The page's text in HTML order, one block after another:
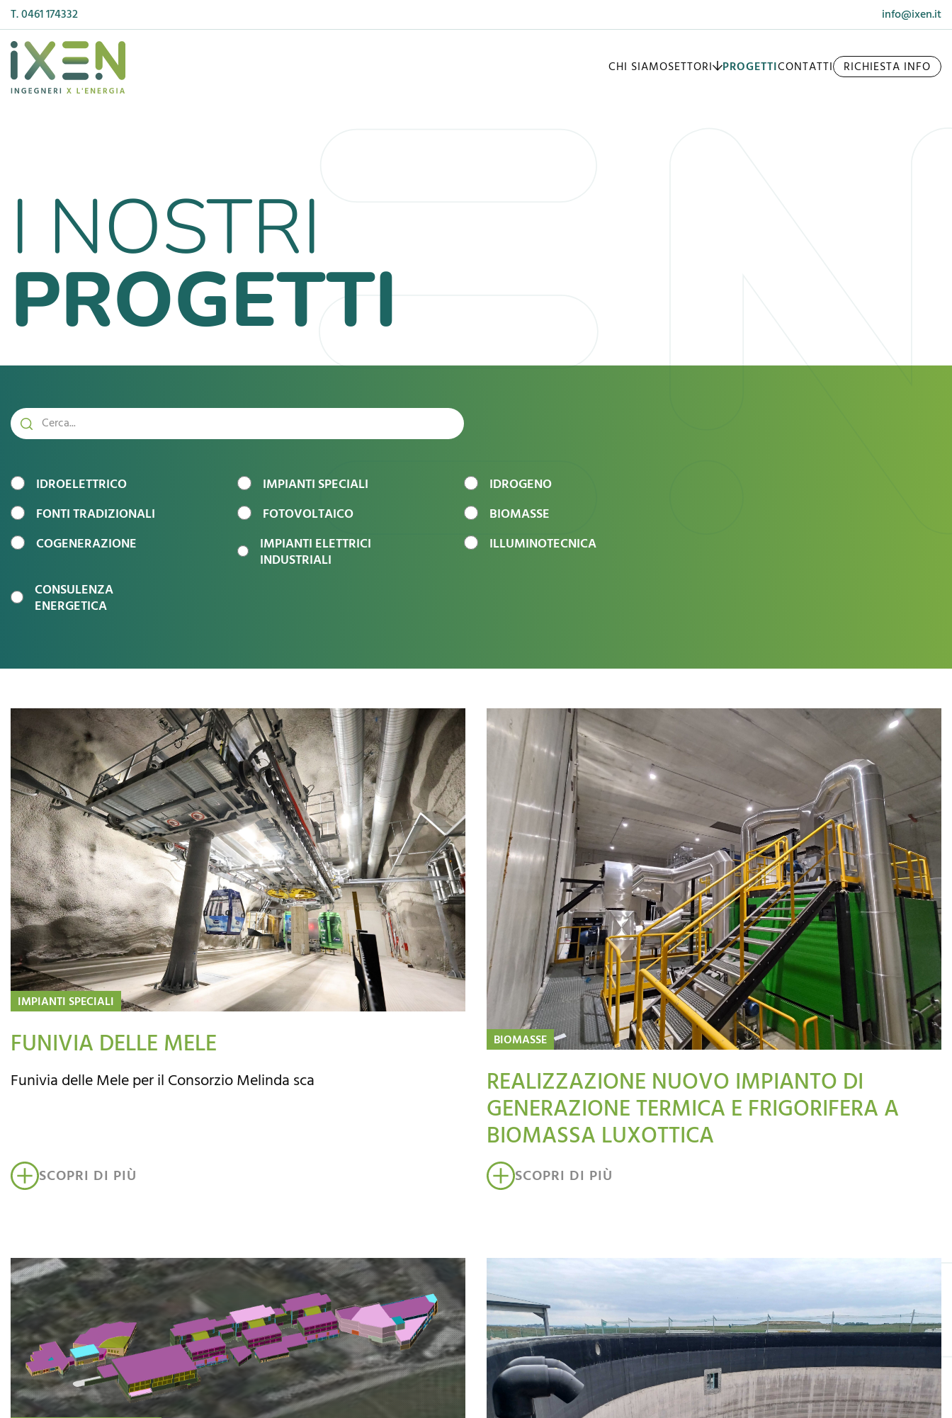
T. 0461 174332 info@ixen.it
CHI SIAMOSETTORI
IMPIANTI SPECIALI TELERISCALDAMENTO
PROGETTICONTATTI RICHIESTA INFO
I NOSTRI
PROGETTI
Ricerca
IDROELETTRICO IMPIANTI SPECIALI
IDROGENO
FONTI TRADIZIONALI
FOTOVOLTAICO
BIOMASSE
COGENERAZIONE
IMPIANTI ELETTRICI
INDUSTRIALI
ILLUMINOTECNICA
CONSULENZA
ENERGETICA
IMPIANTI SPECIALI
FUNIVIA DELLE MELE
Funivia delle Mele per il Consorzio Melinda sca
SCOPRI DI PIÙ
BIOMASSE
REALIZZAZIONE NUOVO IMPIANTO DI
GENERAZIONE TERMICA E FRIGORIFERA A
BIOMASSA LUXOTTICA
SCOPRI DI PIÙ